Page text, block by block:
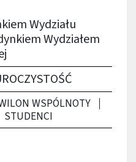
Wydziału
Wydziałem
WSPÓLNOTY
STUDENCI